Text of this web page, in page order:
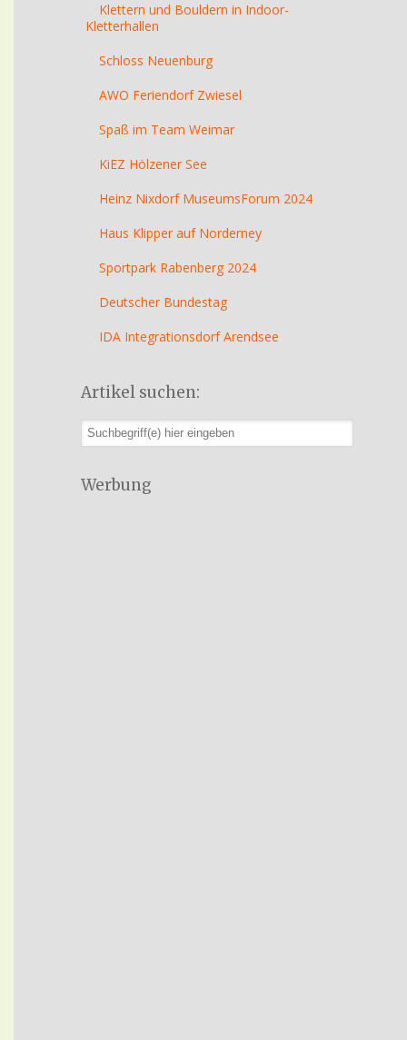
Klettern und Bouldern in Indoor-
Kletterhallen
Schloss Neuenburg
AWO Feriendorf Zwiesel
Spaß im Team Weimar
KiEZ Hölzener See
Heinz Nixdorf MuseumsForum 2024
Haus Klipper auf Norderney
Sportpark Rabenberg 2024
Deutscher Bundestag
IDA Integrationsdorf Arendsee
Artikel suchen:
Werbung